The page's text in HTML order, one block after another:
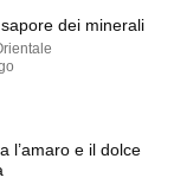
dei minerali
l’amaro e il dolce